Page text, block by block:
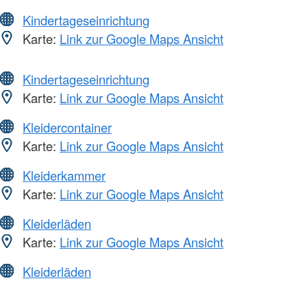
Kindertageseinrichtung
Karte: Link zur Google Maps Ansicht
Kindertageseinrichtung
Karte: Link zur Google Maps Ansicht
Kleidercontainer
Karte: Link zur Google Maps Ansicht
Kleiderkammer
Karte: Link zur Google Maps Ansicht
Kleiderläden
Karte: Link zur Google Maps Ansicht
Kleiderläden